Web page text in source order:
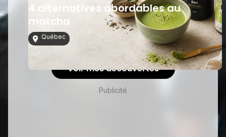
4 alternatives abordables au
matcha
Québec
Voir mes découvertes
Publicité